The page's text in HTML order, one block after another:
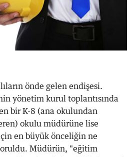
önde gelen endişesi.
yönetim kurul toplantısında
bir K-8 (ana okulundan
okulu müdürüne lise
en büyük önceliğin ne
Müdürün, "eğitim